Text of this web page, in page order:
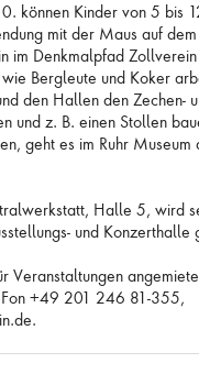
können Kinder von 5 bis
mit der Maus auf
im Denkmalpfad Zollverein
Bergleute und Koker
den Hallen den Zechen-
und z. B. einen Stollen
geht es im Ruhr Museum
Halle 5, wird
und Konzerthalle
Veranstaltungen
+49 201 246 81-355,